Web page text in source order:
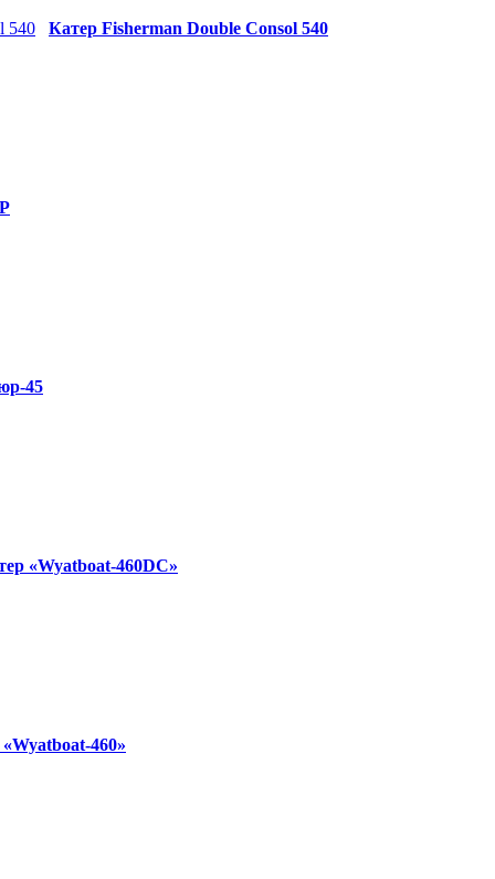
Катер Fisherman Double Consol 540
45
«Wyatboat-460DC»
460»